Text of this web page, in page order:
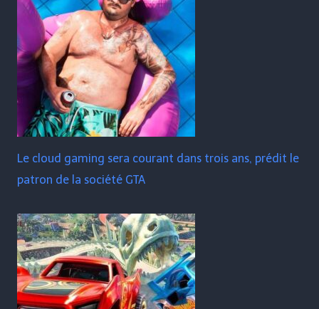
Le cloud gaming sera courant dans trois ans, prédit le
patron de la société GTA